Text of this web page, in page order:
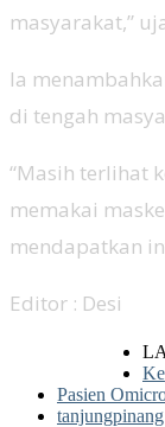
masyarakat,”
Ia
di tengah
“Masih terlihat
memakai
mendapatkan
Editor : Desi
Pasien
tanjungpinang